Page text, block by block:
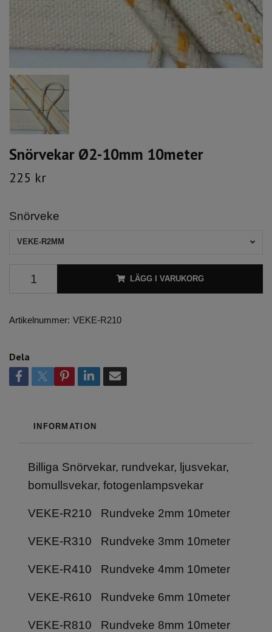
Snörvekar Ø2-10mm 10meter
225 kr
Snörveke
VEKE-R2MM
LÄGG I VARUKORG
Artikelnummer: VEKE-R210
Dela
INFORMATION
Billiga Snörvekar, rundvekar, ljusvekar,
bomullsvekar, fotogenlampsvekar
VEKE-R210 Rundveke 2mm 10meter
VEKE-R310 Rundveke 3mm 10meter
VEKE-R410 Rundveke 4mm 10meter
VEKE-R610 Rundveke 6mm 10meter
VEKE-R810 Rundveke 8mm 10meter